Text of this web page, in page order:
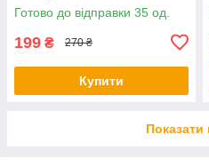
Готово до відправки 35 од.
199 ₴ 270 ₴
Купити
Показати